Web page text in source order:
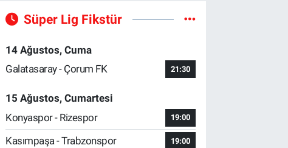
Süper Lig Fikstür
14 Ağustos, Cuma
Galatasaray - Çorum FK
21:30
15 Ağustos, Cumartesi
Konyaspor - Rizespor
19:00
Kasımpaşa - Trabzonspor 19:00